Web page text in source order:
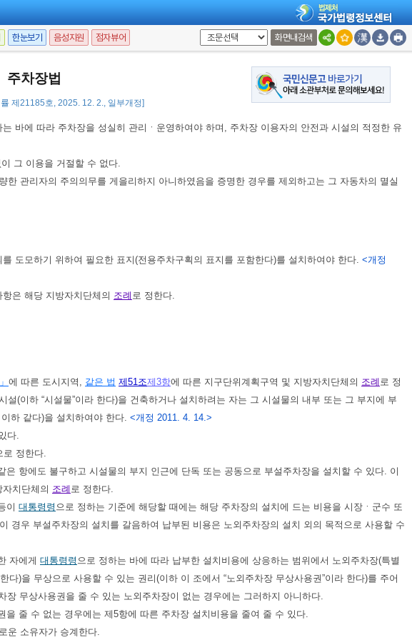
한눈보기 음성지원 점자뷰어 화면내검색
주차장법
제21185호, 2025. 12. 2., 일부개정]
령으로 정하는 기간 이상 계속하여 고정적으로 주차하는 경우
는 바에 따라 주차장을 성실히 관리ㆍ운영하여야 하며, 주차장 이용자의 안전과 시설의 적정한 유
그 이용을 거절할 수 없다.
관리자의 주의의무를 게을리하지 아니하였음을 증명한 경우를 제외하고는 그 자동차의 멸실
도모하기 위하여 필요한 표지(전용주차구획의 표지를 포함한다)를 설치하여야 한다. <개정
은 해당 지방자치단체의 조례 로 정한다.
에 따른 도시지역, 같은 법 제51조제3항에 따른 지구단위계획구역 및 지방자치단체의 조례 로 정
(이하 “시설물”이라 한다)을 건축하거나 설치하려는 자는 그 시설물의 내부 또는 그 부지에 부
하 같다)을 설치하여야 한다. <개정 2011. 4. 14.>
다.
로 정한다.
은 항에도 불구하고 시설물의 부지 인근에 단독 또는 공동으로 부설주차장을 설치할 수 있다. 이
치단체의 조례 로 정한다.
이 대통령령 으로 정하는 기준에 해당할 때에는 해당 주차장의 설치에 드는 비용을 시장ㆍ군수 또
경우 부설주차장의 설치를 갈음하여 납부된 비용은 노외주차장의 설치 외의 목적으로 사용할 수
자에게 대통령령 으로 정하는 바에 따라 납부한 설치비용에 상응하는 범위에서 노외주차장(특별
)을 무상으로 사용할 수 있는 권리(이하 이 조에서 “노외주차장 무상사용권”이라 한다)를 주어
무상사용권을 줄 수 있는 노외주차장이 없는 경우에는 그러하지 아니하다.
줄 수 없는 경우에는 제5항에 따른 주차장 설치비용을 줄여 줄 수 있다.
운 소유자가 승계한다.